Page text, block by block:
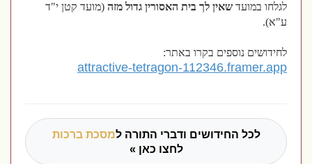
לגלחו במועדשאין לך בית האסורין גדול מזה(מועד קטן י"ד
ע"א).
לחידושים נוספים בקרו באתר:
attractive-tetragon-112346.framer.app
לכל החידושים ודברי התורה למסכת ברכות
לחצו כאן »